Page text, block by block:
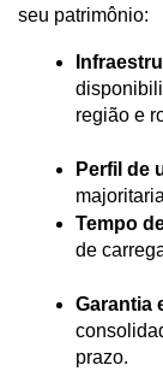
seu patrimônio:
região e
Perfil de
Tempo
de
Garantia
prazo.